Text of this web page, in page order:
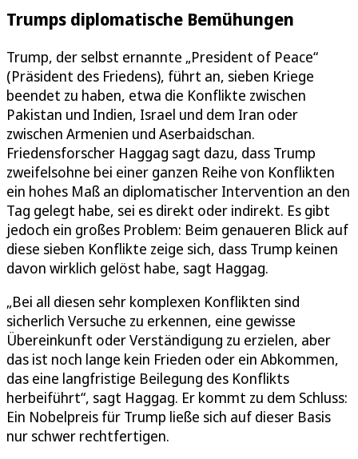
Trumps diplomatische Bemühungen
Trump, der selbst ernannte „President of Peace“
(Präsident des Friedens), führt an, sieben Kriege
beendet zu haben, etwa die Konflikte zwischen
Pakistan und Indien, Israel und dem Iran oder
zwischen Armenien und Aserbaidschan.
Friedensforscher Haggag sagt dazu, dass Trump
zweifelsohne bei einer ganzen Reihe von Konflikten
ein hohes Maß an diplomatischer Intervention an den
Tag gelegt habe, sei es direkt oder indirekt. Es gibt
jedoch ein großes Problem: Beim genaueren Blick auf
diese sieben Konflikte zeige sich, dass Trump keinen
davon wirklich gelöst habe, sagt Haggag.
„Bei all diesen sehr komplexen Konflikten sind
sicherlich Versuche zu erkennen, eine gewisse
Übereinkunft oder Verständigung zu erzielen, aber
das ist noch lange kein Frieden oder ein Abkommen,
das eine langfristige Beilegung des Konflikts
herbeiführt“, sagt Haggag. Er kommt zu dem Schluss:
Ein Nobelpreis für Trump ließe sich auf dieser Basis
nur schwer rechtfertigen.